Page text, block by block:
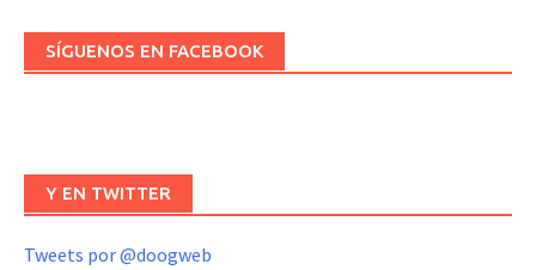
SÍGUENOS EN FACEBOOK
Y EN TWITTER
Tweets por @doogweb